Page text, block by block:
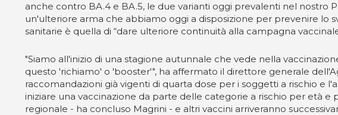
anche contro BA.4 e BA.5, le due varianti oggi prevalenti nel nostro
un'ulteriore arma che abbiamo oggi a disposizione per prevenire lo
sanitarie è quella di “dare ulteriore continuità alla campagna
"Siamo all'inizio di una stagione autunnale che vede nella
questo 'richiamo' o 'booster'", ha affermato il direttore generale
raccomandazioni già vigenti di quarta dose per i soggetti a rischio e
iniziare una vaccinazione da parte delle categorie a rischio per età
regionale - ha concluso Magrini - e altri vaccini arriveranno